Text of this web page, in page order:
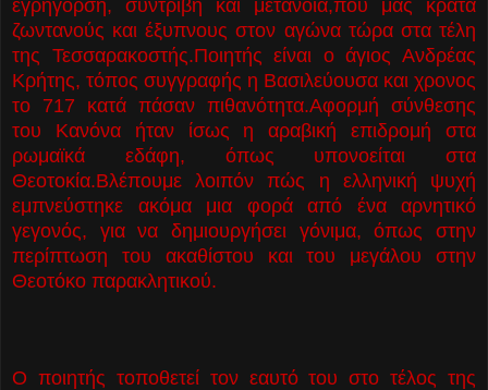
εγρήγορση, συντριβή και μετάνοια,πού μας κρατά
ζωντανούς και έξυπνους στον αγώνα τώρα στα τέλη
της Τεσσαρακοστής.Ποιητής είναι ο άγιος Ανδρέας
Κρήτης, τόπος συγγραφής η Βασιλεύουσα και χρονος
το 717 κατά πάσαν πιθανότητα.Αφορμή σύνθεσης
του Κανόνα ήταν ίσως η αραβική επιδρομή στα
ρωμαϊκά εδάφη, όπως υπονοείται στα
Θεοτοκία.Βλέπουμε λοιπόν πώς η ελληνική ψυχή
εμπνεύστηκε ακόμα μια φορά από ένα αρνητικό
γεγονός, για να δημιουργήσει γόνιμα, όπως στην
περίπτωση του ακαθίστου και του μεγάλου στην
Θεοτόκο παρακλητικού.
Ο ποιητής τοποθετεί τον εαυτό του στο τέλος της